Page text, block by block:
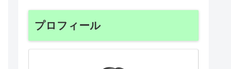
プロフィール